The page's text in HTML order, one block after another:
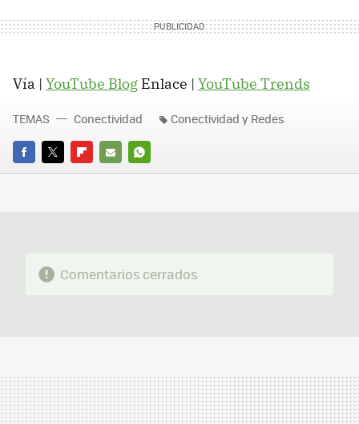
Vía | YouTube Blog Enlace | YouTube Trends
FACEBOOK
TWITTERFLIPBOARD
E-
WHATSAPP
TEMAS Conectividad Conectividad y Redes
Comentarios cerrados